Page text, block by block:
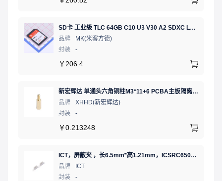
SD卡 工业级 TLC 64GB C10 U3 V30 A2 SDXC LDPC纠错 PE 3K 无人机、行车记录仪、安防监控适配
品牌
MK(米客方德)
封装
-
￥ 206.4
新宏辉达 单通头六角铜柱M3*11+6 PCBA主板隔离螺柱
品牌
XHHD(新宏辉达)
封装
-
￥0.213248
ICT，屏蔽夹 ，长6.5mm*高1.21mm，ICSRC6508SFR
品牌
ICT
封装
-